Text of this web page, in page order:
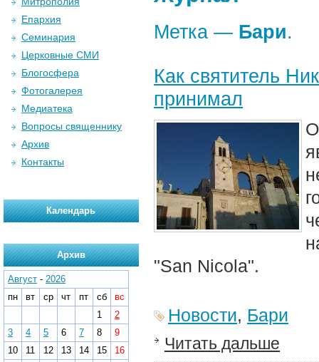
Метка — Бари.
Как святитель
принимал
"San Nicola".
Новости, Бари
Читать дальше
Епархия
Семинария
Церковные СМИ
Блогосфера
Фотогалерея
Медиатека
Вопросы священнику
Архив
Контакты
Календарь
Архив
Август - 2026
пн
вт ср чт пт сб
вс
1
2
3
4 5 6 7 8
9
10
11 12 13 14 15
16